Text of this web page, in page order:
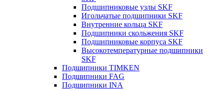
Подшипниковые узлы SKF
Игольчатые подшипники SKF
Внутренние кольца SKF
Подшипники скольжения SKF
Подшипниковые корпуса SKF
Высокотемпературные подшипники
SKF
Подшипники TIMKEN
Подшипники FAG
Подшипники INA